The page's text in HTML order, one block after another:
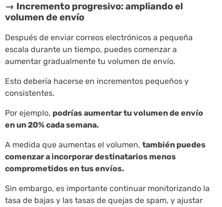
→ Incremento progresivo: ampliando el
volumen de envío
Después de enviar correos electrónicos a pequeña
escala durante un tiempo, puedes comenzar a
aumentar gradualmente tu volumen de envío.
Esto debería hacerse en incrementos pequeños y
consistentes.
Por ejemplo, podrías aumentar tu volumen de envío
en un 20% cada semana.
A medida que aumentas el volumen, también puedes
comenzar a incorporar destinatarios menos
comprometidos en tus envíos.
Sin embargo, es importante continuar monitorizando la
tasa de bajas y las tasas de quejas de spam, y ajustar